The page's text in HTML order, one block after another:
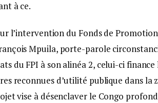
à ce.
l’intervention du Fonds de
Mpuila, porte-parole
du FPI à son alinéa 2, celui-ci
reconnues d’utilité publique dans la
vise à désenclaver le Congo